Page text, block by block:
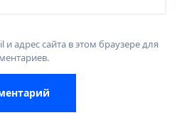
адрес сайта в этом браузере для